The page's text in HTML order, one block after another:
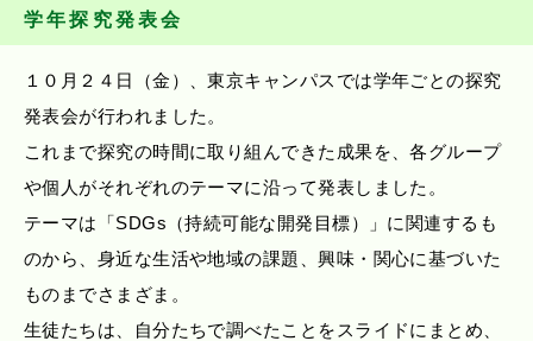
学年探究発表会
１０月２４日（金）、東京キャンパスでは学年ごとの探究
発表会が行われました。
これまで探究の時間に取り組んできた成果を、各グループ
や個人がそれぞれのテーマに沿って発表しました。
テーマは「SDGs（持続可能な開発目標）」に関連するも
のから、身近な生活や地域の課題、興味・関心に基づいた
ものまでさまざま。
生徒たちは、自分たちで調べたことをスライドにまとめ、